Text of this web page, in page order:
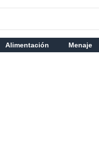
Alimentación Menaje